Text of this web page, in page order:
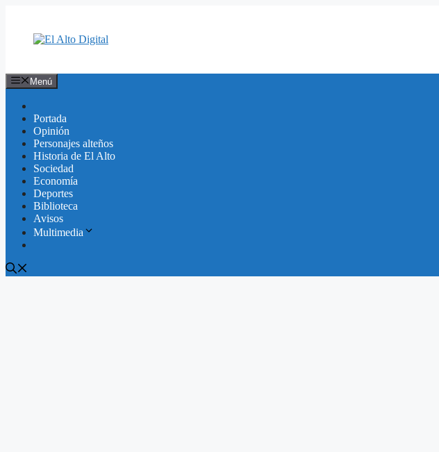
contenido
Menú
Portada
Opinión
Personajes alteños
Historia de El Alto
Sociedad
Economía
Deportes
Biblioteca
Avisos
Multimedia